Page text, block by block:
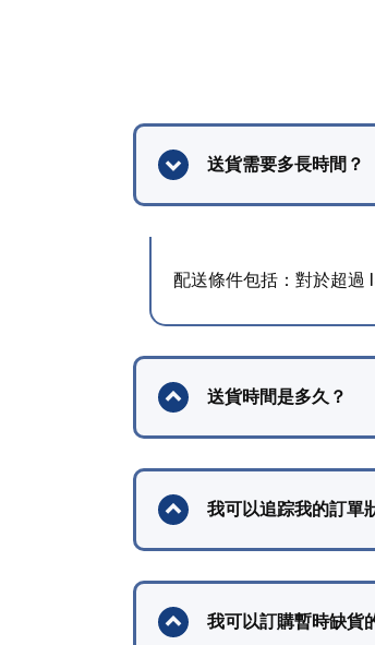
送貨需要多長時間？
配送條件包括：對於超過
送貨時間是多久？
我可以追踪我的訂單
我可以訂購暫時缺貨